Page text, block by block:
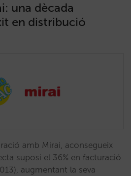
una dècada
en distribució
amb Mirai, aconsegueix
suposi el 36% en facturació
augmentant la seva